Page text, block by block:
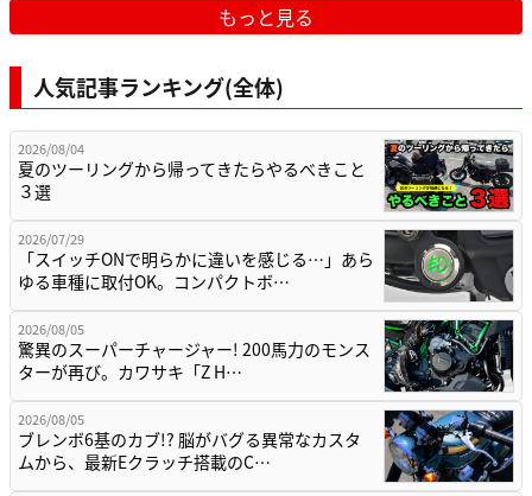
もっと見る
人気記事ランキング(全体)
2026/08/04
夏のツーリングから帰ってきたらやるべきこと
３選
2026/07/29
「スイッチONで明らかに違いを感じる…」あら
ゆる車種に取付OK。コンパクトボ…
2026/08/05
驚異のスーパーチャージャー! 200馬力のモンス
ターが再び。カワサキ「Z H…
2026/08/05
ブレンボ6基のカブ!? 脳がバグる異常なカスタ
ムから、最新Eクラッチ搭載のC…